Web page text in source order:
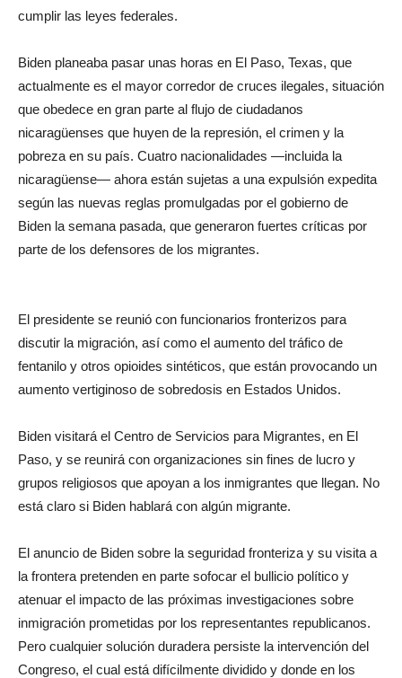
cumplir las leyes federales.
Biden planeaba pasar unas horas en El Paso, Texas, que
actualmente es el mayor corredor de cruces ilegales, situación
que obedece en gran parte al flujo de ciudadanos
nicaragüenses que huyen de la represión, el crimen y la
pobreza en su país. Cuatro nacionalidades —incluida la
nicaragüense— ahora están sujetas a una expulsión expedita
según las nuevas reglas promulgadas por el gobierno de
Biden la semana pasada, que generaron fuertes críticas por
parte de los defensores de los migrantes.
El presidente se reunió con funcionarios fronterizos para
discutir la migración, así como el aumento del tráfico de
fentanilo y otros opioides sintéticos, que están provocando un
aumento vertiginoso de sobredosis en Estados Unidos.
Biden visitará el Centro de Servicios para Migrantes, en El
Paso, y se reunirá con organizaciones sin fines de lucro y
grupos religiosos que apoyan a los inmigrantes que llegan. No
está claro si Biden hablará con algún migrante.
El anuncio de Biden sobre la seguridad fronteriza y su visita a
la frontera pretenden en parte sofocar el bullicio político y
atenuar el impacto de las próximas investigaciones sobre
inmigración prometidas por los representantes republicanos.
Pero cualquier solución duradera persiste la intervención del
Congreso, el cual está difícilmente dividido y donde en los